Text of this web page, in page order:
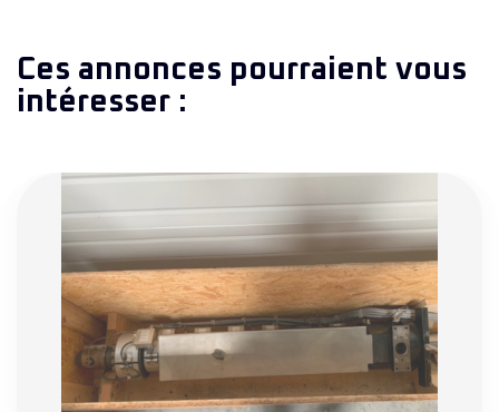
Ces annonces pourraient vous
intéresser :